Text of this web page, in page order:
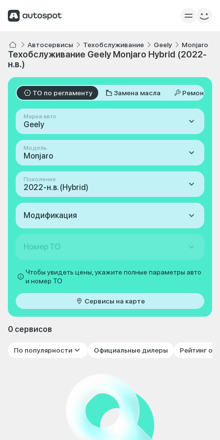
Автосервисы Техобслуживание Geely Monjaro
Техобслуживание Geely Monjaro Hybrid (2022-
н.в.)
ТО по регламенту Замена масла Ремонт
Марка авто
Geely
Модель
Monjaro
Поколение
2022-н.в. (Hybrid)
Модификация
Номер ТО
Чтобы увидеть цены, укажите полные параметры авто
и номер ТО
Сервисы на карте
0 сервисов
По популярности Официальные дилеры Рейтинг